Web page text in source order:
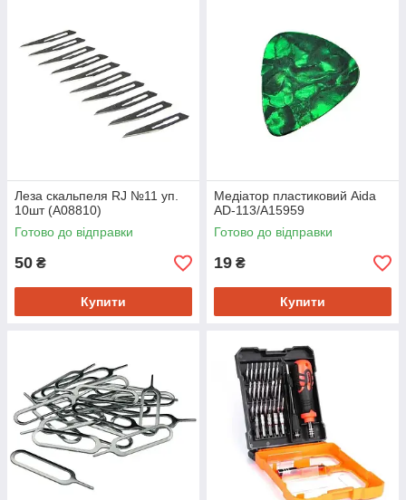
Леза скальпеля RJ №11 уп.
10шт (A08810)
Готово до відправки
50 ₴
Купити
Медіатор пластиковий Aida
AD-113/A15959
Готово до відправки
19 ₴
Купити